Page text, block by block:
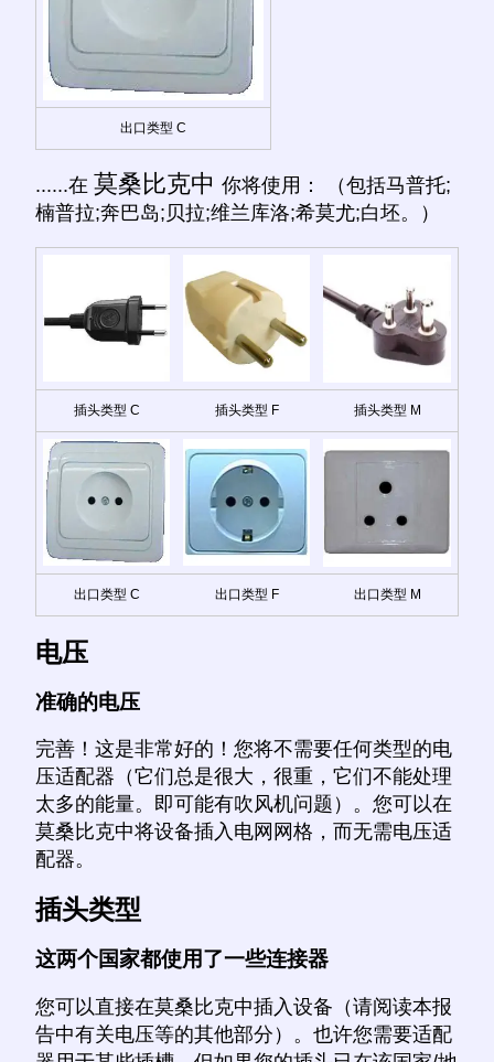
出口类型 C
......在 莫桑比克中 你将使用： （包括马普托;
楠普拉;奔巴岛;贝拉;维兰库洛;希莫尤;白坯。）
插头类型 C 插头类型 F 插头类型 M
出口类型 C 出口类型 F 出口类型 M
电压
准确的电压
完善！这是非常好的！您将不需要任何类型的电
压适配器（它们总是很大，很重，它们不能处理
太多的能量。即可能有吹风机问题）。您可以在
莫桑比克中将设备插入电网网格，而无需电压适
配器。
插头类型
这两个国家都使用了一些连接器
您可以直接在莫桑比克中插入设备（请阅读本报
告中有关电压等的其他部分）。也许您需要适配